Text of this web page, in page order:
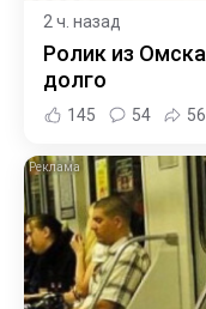
2 ч. назад
Ролик из
долго
145 54 56